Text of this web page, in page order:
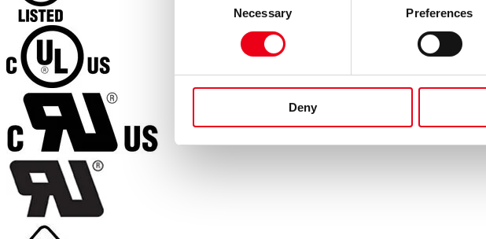
Necessary Preferences
Deny